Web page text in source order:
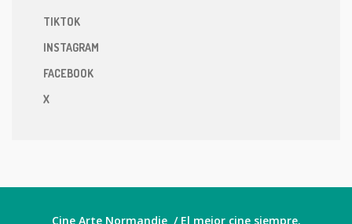
TIKTOK
INSTAGRAM
FACEBOOK
X
Cine Arte Normandie / El mejor cine siempre.